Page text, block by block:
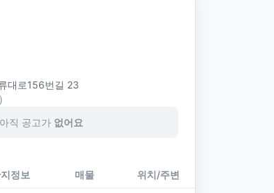
대로156번길 23
아직 공고가 없어요
정보 매물 위치/주변